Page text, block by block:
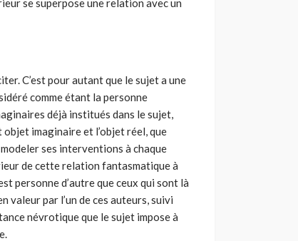
se superpose une relation avec un
C’est pour autant que le sujet a une
comme étant la personne
déjà institués dans le sujet,
objet imaginaire et l’objet réel, que
ses interventions à chaque
de cette relation fantasmatique à
personne d’autre que ceux qui sont là
valeur par l’un de ces auteurs, suivi
névrotique que le sujet impose à